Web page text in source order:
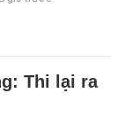
Thi lại ra